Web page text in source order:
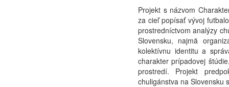
Projekt s názvom
za cieľ popísať vývoj
prostredníctvom analýzy
Slovensku, najmä
kolektívnu identitu a
charakter prípadovej
prostredí. Projekt
chuligánstva na Slovensku